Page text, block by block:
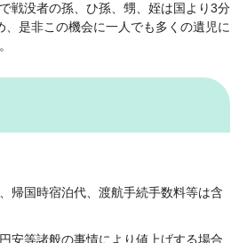
戦没者の孫、ひ孫、甥、姪は国より3分
是非この機会に一人でも多くの遺児に
帰国時宿泊代、渡航手続手数料等は含
安等諸般の事情により値上げする場合